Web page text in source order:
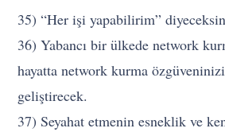
35) “Her işi yapabilirim”
36) Yabancı bir ülkede network
hayatta network kurma
geliştirecek.
37) Seyahat etmenin esneklik ve